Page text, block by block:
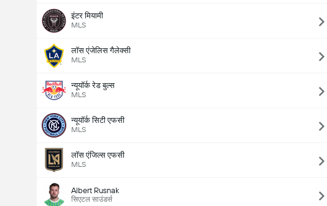
इंटर मियामी
MLS
लॉस एंजेलिस गैलेक्सी
MLS
न्यूयॉर्क रेड बुल्स
MLS
न्यूयॉर्क सिटी एफसी
MLS
लॉस एंजिल्स एफसी
MLS
Albert Rusnak
सिएटल साउंडर्स